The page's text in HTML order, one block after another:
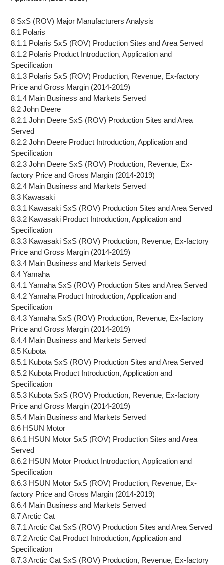
8 SxS (ROV) Major Manufacturers Analysis
8.1 Polaris
8.1.1 Polaris SxS (ROV) Production Sites and Area Served
8.1.2 Polaris Product Introduction, Application and
Specification
8.1.3 Polaris SxS (ROV) Production, Revenue, Ex-factory
Price and Gross Margin (2014-2019)
8.1.4 Main Business and Markets Served
8.2 John Deere
8.2.1 John Deere SxS (ROV) Production Sites and Area
Served
8.2.2 John Deere Product Introduction, Application and
Specification
8.2.3 John Deere SxS (ROV) Production, Revenue, Ex-
factory Price and Gross Margin (2014-2019)
8.2.4 Main Business and Markets Served
8.3 Kawasaki
8.3.1 Kawasaki SxS (ROV) Production Sites and Area Served
8.3.2 Kawasaki Product Introduction, Application and
Specification
8.3.3 Kawasaki SxS (ROV) Production, Revenue, Ex-factory
Price and Gross Margin (2014-2019)
8.3.4 Main Business and Markets Served
8.4 Yamaha
8.4.1 Yamaha SxS (ROV) Production Sites and Area Served
8.4.2 Yamaha Product Introduction, Application and
Specification
8.4.3 Yamaha SxS (ROV) Production, Revenue, Ex-factory
Price and Gross Margin (2014-2019)
8.4.4 Main Business and Markets Served
8.5 Kubota
8.5.1 Kubota SxS (ROV) Production Sites and Area Served
8.5.2 Kubota Product Introduction, Application and
Specification
8.5.3 Kubota SxS (ROV) Production, Revenue, Ex-factory
Price and Gross Margin (2014-2019)
8.5.4 Main Business and Markets Served
8.6 HSUN Motor
8.6.1 HSUN Motor SxS (ROV) Production Sites and Area
Served
8.6.2 HSUN Motor Product Introduction, Application and
Specification
8.6.3 HSUN Motor SxS (ROV) Production, Revenue, Ex-
factory Price and Gross Margin (2014-2019)
8.6.4 Main Business and Markets Served
8.7 Arctic Cat
8.7.1 Arctic Cat SxS (ROV) Production Sites and Area Served
8.7.2 Arctic Cat Product Introduction, Application and
Specification
8.7.3 Arctic Cat SxS (ROV) Production, Revenue, Ex-factory